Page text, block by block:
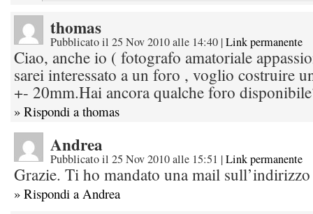
thomas
Pubblicato il 25 Nov 2010 alle 14:40 |Link permanente
Ciao, anche io ( fotografo amatoriale
sarei interessato a un foro , voglio costruire
+- 20mm.Hai ancora qualche foro
» Rispondi a thomas
Andrea
Pubblicato il 25 Nov 2010 alle 15:51 |Link permanente
Grazie. Ti ho mandato una mail
» Rispondi a Andrea